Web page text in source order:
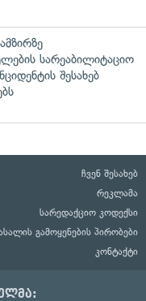
სარეაბილიტაციო
შესახებ
ჩვენ შესახებ
რეკლამა
სარედაქციო კოდექსი
გამოყენების პირობები
კონტაქტი